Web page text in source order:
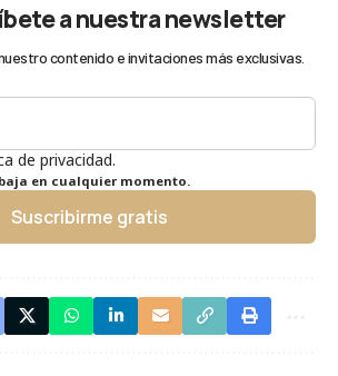
a nuestra newsletter
contenido e invitaciones más exclusivas.
de privacidad.
en cualquier momento.
Suscribirme gratis